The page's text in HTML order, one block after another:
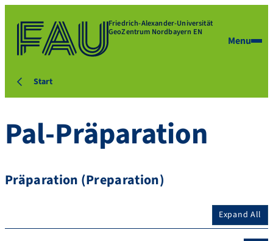
Friedrich-Alexander-Universität
GeoZentrum Nordbayern EN
Menu
Start
Pal-Präparation
Präparation (Preparation)
Expand All